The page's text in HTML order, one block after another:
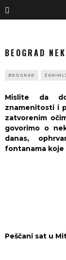
BEOGRAD
BEOGRAD
Mislite da
znamenitosti i
zatvorenim
govorimo o
danas,
fontanama koje
Peščani sat u